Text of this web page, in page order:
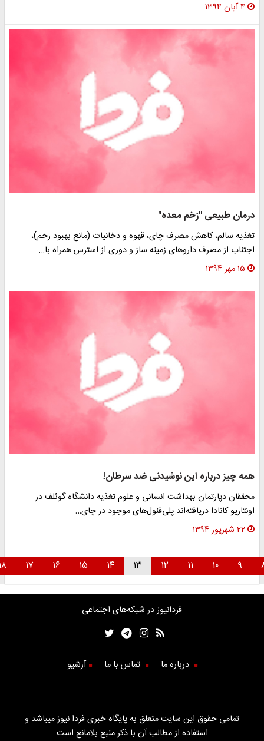
۴ آبان ۱۳۹۴
طبیعی "زخم معده"
سالم، کاهش مصرف چای، قهوه و دخانیات (مانع بهبود زخم)،
از مصرف داروهای زمینه ساز و دوری از استرس همراه با…
۱۵ مهر ۱۳۹۴
چیز درباره این نوشیدنی ضد سرطان!
دپارتمان بهداشت انسانی و علوم تغذیه‌ دانشگاه گوئلف در
کانادا دریافته‌اند پلی‌فنول‌های موجود در چای…
۲۲ شهریور ۱۳۹۴
فردانیوز در شبکه‌های اجتماعی
درباره ما تماس با ما آرشیو
تمامی حقوق این سایت متعلق به پایگاه خبری فردا نیوز میباشد و
استفاده از مطالب آن با ذکر منبع بلامانع است